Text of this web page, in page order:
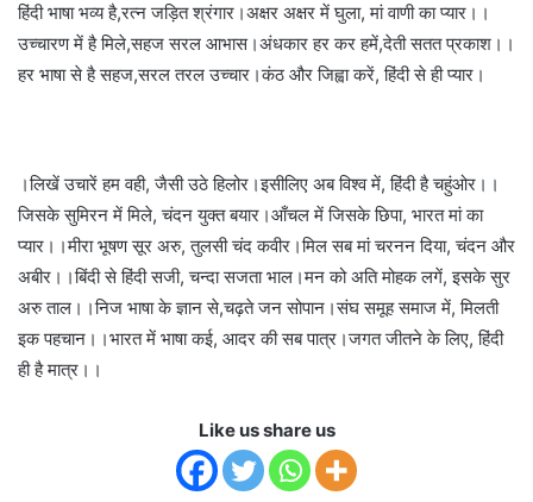
हिंदी भाषा भव्य है,रत्न जड़ित श्रंगार।अक्षर अक्षर में घुला, मां वाणी का प्यार।।
उच्चारण में है मिले,सहज सरल आभास।अंधकार हर कर हमें,देती सतत प्रकाश।।
हर भाषा से है सहज,सरल तरल उच्चार।कंठ और जिह्वा करें, हिंदी से ही प्यार।
।लिखें उचारें हम वही, जैसी उठे हिलोर।इसीलिए अब विश्व में, हिंदी है चहुंओर।।
जिसके सुमिरन में मिले, चंदन युक्त बयार।आँचल में जिसके छिपा, भारत मां का
प्यार।।मीरा भूषण सूर अरु, तुलसी चंद कवीर।मिल सब मां चरनन दिया, चंदन और
अबीर।।बिंदी से हिंदी सजी, चन्दा सजता भाल।मन को अति मोहक लगें, इसके सुर
अरु ताल।।निज भाषा के ज्ञान से,चढ़ते जन सोपान।संघ समूह समाज में, मिलती
इक पहचान।।भारत में भाषा कई, आदर की सब पात्र।जगत जीतने के लिए, हिंदी
ही है मात्र।।
Like us share us